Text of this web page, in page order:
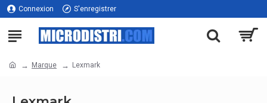
Connexion S'enregistrer
Marque Lexmark